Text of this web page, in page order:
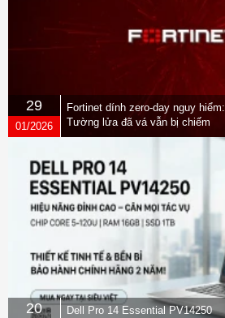
29
01/2026
Fortinet dính zero-day nguy hiểm:
Tường lửa đã vá vẫn bị chiếm
quyền
20
Dell Pro 14 Essential PV14250